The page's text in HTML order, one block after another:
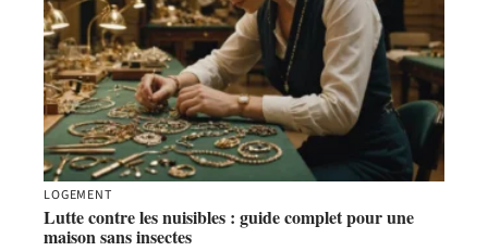
LOGEMENT
Lutte contre les nuisibles : guide complet pour une
maison sans insectes